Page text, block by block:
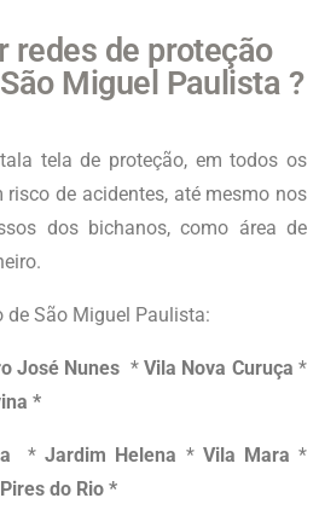
redes de proteção
Miguel Paulista ?
tela de proteção, em todos os
de acidentes, até mesmo nos
dos bichanos, como área de
de São Miguel Paulista:
José Nunes *Vila Nova Curuça *
*
*Jardim Helena * Vila Mara *
do Rio *